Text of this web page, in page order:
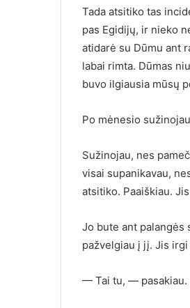
Tada atsitiko tas
pas Egidijų, ir nieko
atidarė su Dūmu ant
labai rimta. Dūmas
buvo ilgiausia mūsų
Po mėnesio
Sužinojau, nes
visai supanikavau,
atsitiko. Paaiškiau.
Jo bute ant palangės
pažvelgiau į jį. Jis
— Tai tu, — pasakiau.